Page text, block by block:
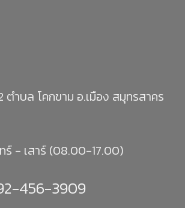
ตำบล โคกขาม อ.เมือง สมุทรสาคร
ร์ - เสาร์ (08.00-17.00)
456-3909